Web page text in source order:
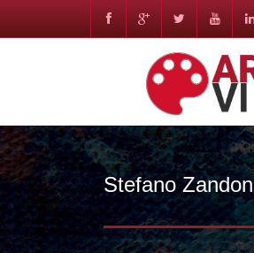
Stefano